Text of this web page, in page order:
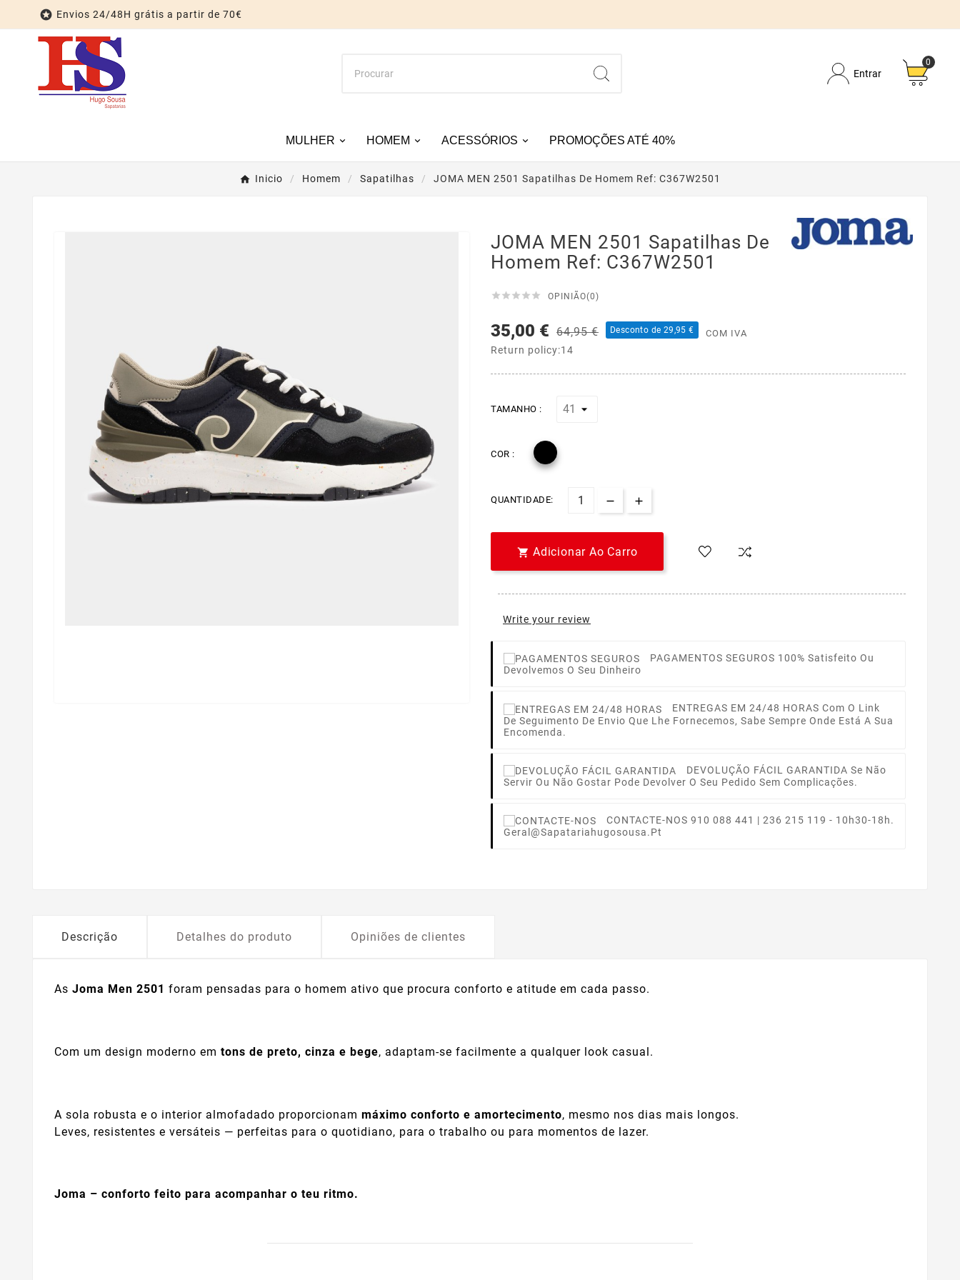
 Envios 24/48H grátis a partir de 70€
Entrar
0
MULHER HOMEM ACESSÓRIOS PROMOÇÕES ATÉ 40%
Inicio Homem Sapatilhas JOMA MEN 2501 Sapatilhas De Homem Ref: C367W2501
JOMA MEN 2501 Sapatilhas De
Homem Ref: C367W2501
     OPINIÃO(0)
35,00 € 64,95 € Desconto de 29,95 € COM IVA
Return policy:14
TAMANHO :
COR :
QUANTIDADE:
 Adicionar Ao Carro
Write your review
PAGAMENTOS SEGUROS 100% Satisfeito Ou
Devolvemos O Seu Dinheiro
ENTREGAS EM 24/48 HORAS Com O Link
De Seguimento De Envio Que Lhe Fornecemos, Sabe Sempre Onde Está A Sua
Encomenda.
DEVOLUÇÃO FÁCIL GARANTIDA Se Não
Servir Ou Não Gostar Pode Devolver O Seu Pedido Sem Complicações.
CONTACTE-NOS 910 088 441 | 236 215 119 - 10h30-18h.
Geral@sapatariahugosousa.pt
Descrição Detalhes do produto Opiniões de clientes
As Joma Men 2501 foram pensadas para o homem ativo que procura conforto e atitude em cada passo.
Com um design moderno em tons de preto, cinza e bege, adaptam-se facilmente a qualquer look casual.
A sola robusta e o interior almofadado proporcionam máximo conforto e amortecimento, mesmo nos dias mais longos.
Leves, resistentes e versáteis — perfeitas para o quotidiano, para o trabalho ou para momentos de lazer.
Joma – conforto feito para acompanhar o teu ritmo.